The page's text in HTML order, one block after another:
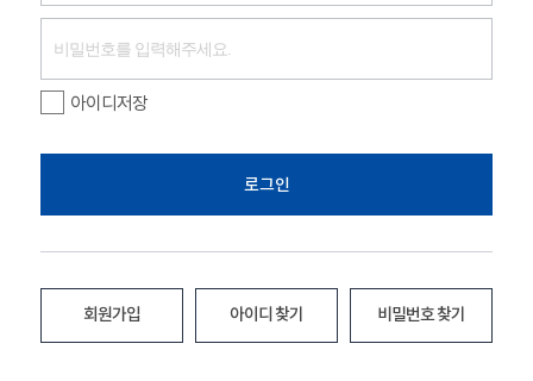
아이디저장
로그인
회원가입 아이디 찾기 비밀번호 찾기